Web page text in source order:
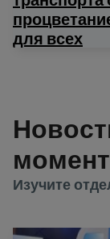
для всех
Изучите